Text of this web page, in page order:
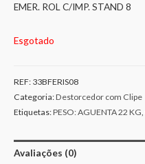
EMER. ROL C/IMP. STAND 8
Esgotado
REF: 33BFERIS08
Categoria:Destorcedor com Clipe
Etiquetas:PESO: AGUENTA 22 KG,
Avaliações (0)